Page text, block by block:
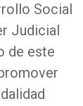
Social
Judicial
de este